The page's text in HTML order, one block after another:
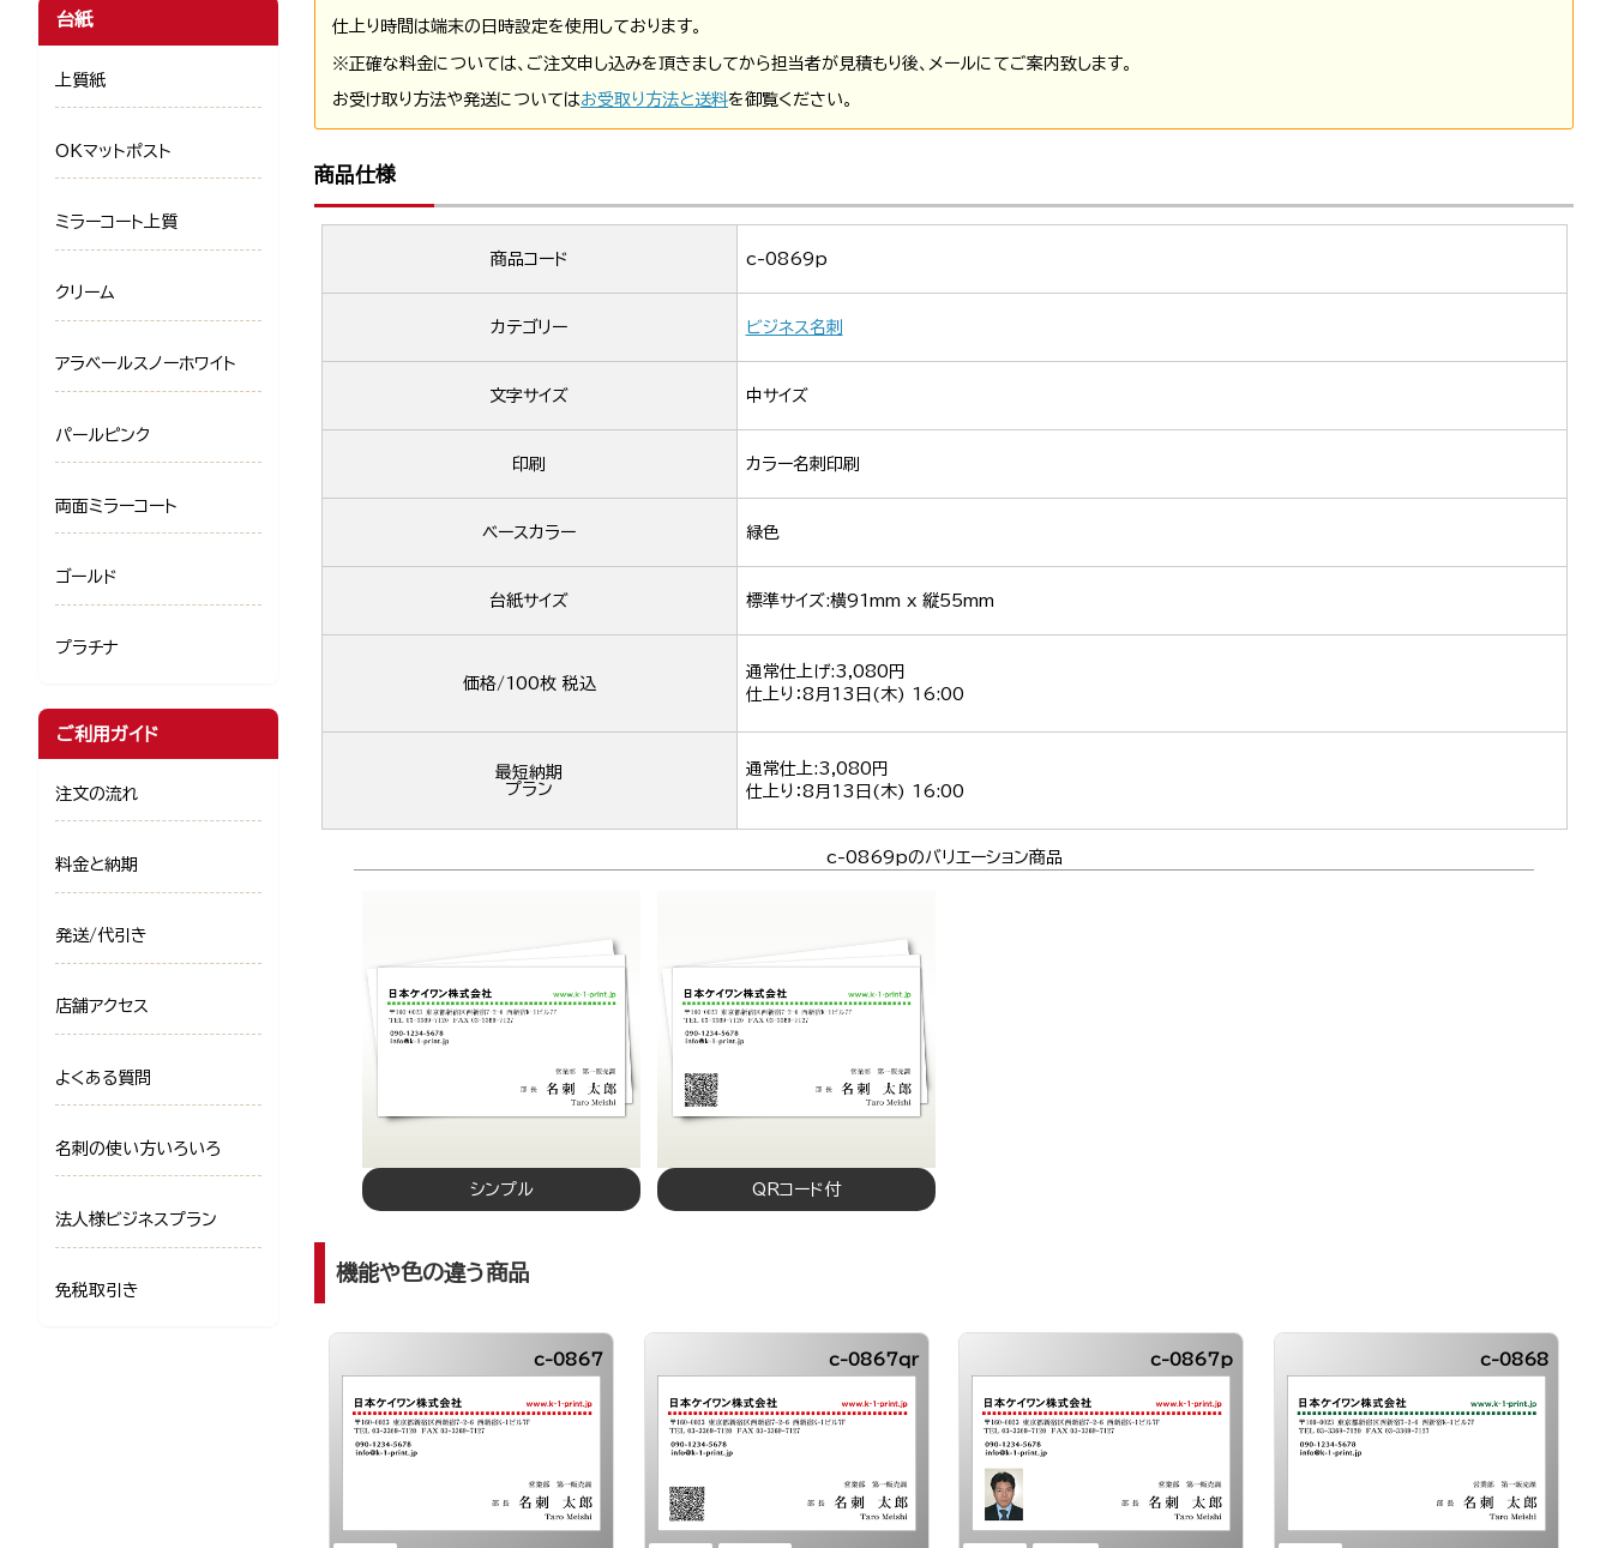
仕上り時間は端末の日時設定を使用しております。
※正確な料金については、ご注文申し込みを頂きましてから担当者が見積もり後、メールにてご案内致します。
お受け取り方法や発送についてはお受取り方法と送料を御覧ください。
商品仕様
商品コード c-0869p
カテゴリー ビジネス名刺
文字サイズ 中サイズ
印刷 カラー名刺印刷
ベースカラー 緑色
台紙サイズ 標準サイズ:横91mm x 縦55mm
価格/100枚 税込
通常仕上げ:3,080円
仕上り：8月13日(木) 16:00
最短納期
プラン
通常仕上:3,080円
仕上り：8月13日(木) 16:00
c-0869pのバリエーション商品
シンプル QRコード付
機能や色の違う商品
c-0867 c-0867qr c-0867p c-0868
台紙
上質紙
OKマットポスト
ミラーコート上質
クリーム
アラベールスノーホワイト
パールピンク
両面ミラーコート
ゴールド
プラチナ
ご利用ガイド
注文の流れ
料金と納期
発送/代引き
店舗アクセス
よくある質問
名刺の使い方いろいろ
法人様ビジネスプラン
免税取引き